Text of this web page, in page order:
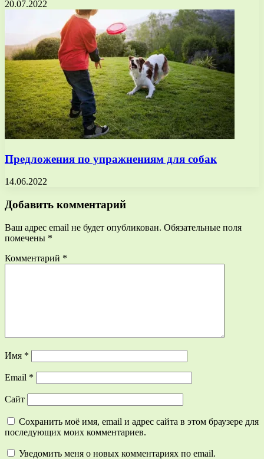
20.07.2022
Предложения по упражнениям для собак
14.06.2022
Добавить комментарий
Ваш адрес email не будет опубликован. Обязательные поля
помечены *
Комментарий *
Имя *
Email *
Сайт
Сохранить моё имя, email и адрес сайта в этом браузере для
последующих моих комментариев.
Уведомить меня о новых комментариях по email.